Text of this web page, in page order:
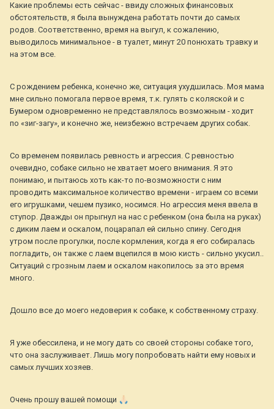
Какие проблемы есть сейчас - ввиду сложных финансовых
обстоятельств, я была вынуждена работать почти до самых
родов. Соответственно, время на выгул, к сожалению,
выводилось минимальное - в туалет, минут 20 понюхать травку и
на этом все.
С рождением ребенка, конечно же, ситуация ухудшилась. Моя мама
мне сильно помогала первое время, т.к. гулять с коляской и с
Бумером одновременно не представлялось возможным - ходит
по «зиг-загу», и конечно же, неизбежно встречаем других собак.
Со временем появилась ревность и агрессия. С ревностью
очевидно, собаке сильно не хватает моего внимания. Я это
понимаю, и пытаюсь хоть как-то по-возможности с ним
проводить максимальное количество времени - играем со всеми
его игрушками, чешем пузико, носимся. Но агрессия меня ввела в
ступор. Дважды он прыгнул на нас с ребенком (она была на руках)
с диким лаем и оскалом, поцарапал ей сильно спину. Сегодня
утром после прогулки, после кормления, когда я его собиралась
погладить, он также с лаем вцепился в мою кисть - сильно укусил..
Ситуаций с грозным лаем и оскалом накопилось за это время
много.
Дошло все до моего недоверия к собаке, к собственному страху.
Я уже обессилена, и не могу дать со своей стороны собаке того,
что она заслуживает. Лишь могу попробовать найти ему новых и
самых лучших хозяев.
Очень прошу вашей помощи 🙏🏻